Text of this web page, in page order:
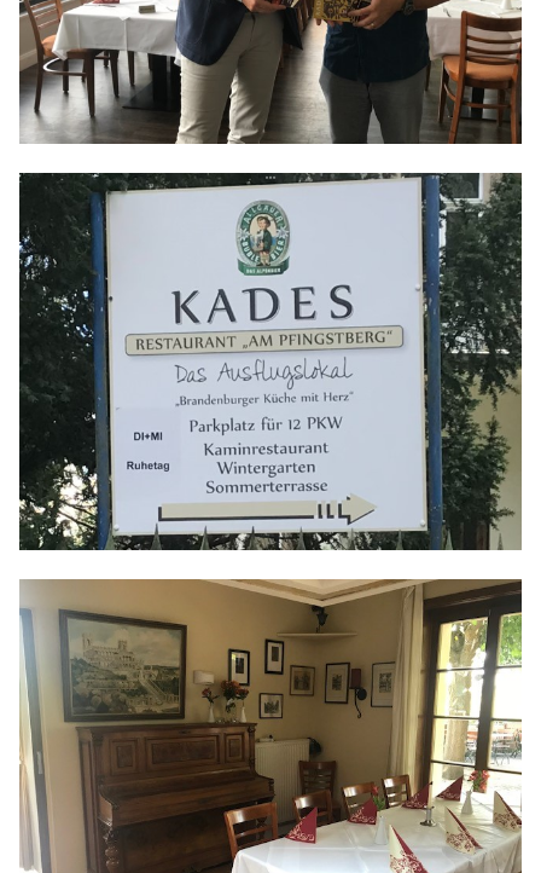
Anträge CDU
Kleine Anfragen
CDU Deutschland
CDU Brandenburg
CDU Potsdam